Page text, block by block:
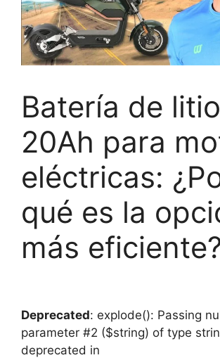
Batería de
20Ah para
eléctricas:
qué es la
más
Deprecated: explode(): Passing
parameter #2 ($string) of type
deprecated in